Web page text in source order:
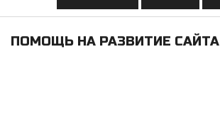
ПОМОЩЬ НА РАЗВИТИЕ САЙТА